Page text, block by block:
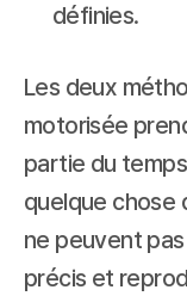
définies.
Les deux
motorisée
partie du
quelque chose
ne peuvent
précis et